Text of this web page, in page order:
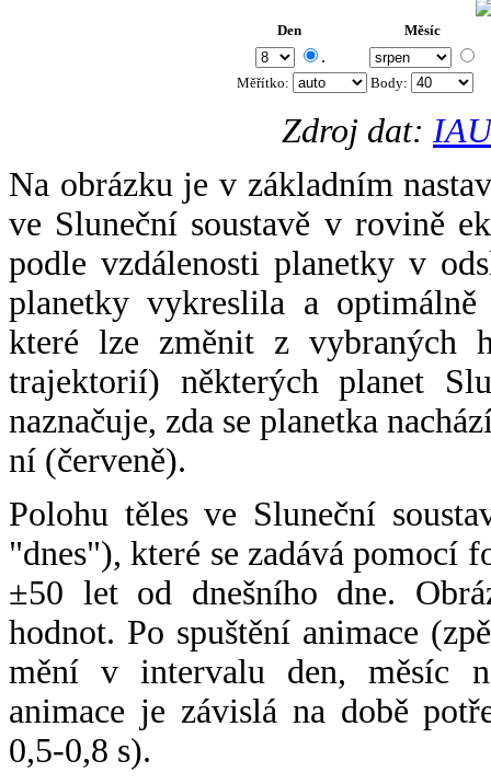
Den Měsíc
.
Měřítko: Body:
Zdroj dat:
Na obrázku je v základním
ve Sluneční soustavě v rovině
podle vzdálenosti planetky v
planetky vykreslila a
které lze změnit z vybraných
trajektorií) některých planet
naznačuje, zda se planetka
ní (červeně).
Polohu těles ve Sluneční
"dnes"), které se zadává pomocí
±50 let od dnešního dne.
hodnot. Po spuštění animace
mění v intervalu den, měsíc
animace je závislá na době
0,5-0,8 s).